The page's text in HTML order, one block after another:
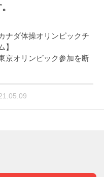
カナダ体操オリンピックチ
】
京オリンピック参加を断